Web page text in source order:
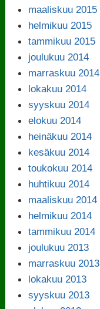
maaliskuu 2015
helmikuu 2015
tammikuu 2015
joulukuu 2014
marraskuu 2014
lokakuu 2014
syyskuu 2014
elokuu 2014
heinäkuu 2014
kesäkuu 2014
toukokuu 2014
huhtikuu 2014
maaliskuu 2014
helmikuu 2014
tammikuu 2014
joulukuu 2013
marraskuu 2013
lokakuu 2013
syyskuu 2013